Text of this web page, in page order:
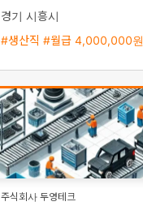
경기 시흥시
#생산직 #월급 4,000,000원
주식회사 두영테크